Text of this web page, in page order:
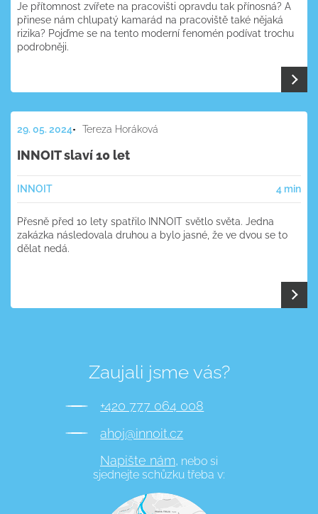
Je přítomnost zvířete na pracovišti opravdu tak přínosná? A
přinese nám chlupatý kamarád na pracoviště také nějaká
rizika? Pojďme se na tento moderní fenomén podívat trochu
podrobněji.
29. 05. 2024 Tereza Horáková
INNOIT slaví 10 let
INNOIT 4 min
Přesně před 10 lety spatřilo INNOIT světlo světa. Jedna
zakázka následovala druhou a bylo jasné, že ve dvou se to
dělat nedá.
Zaujali jsme vás?
+420 777 064 008
ahoj@innoit.cz
Napište nám, nebo si
sjednejte schůzku třeba v: